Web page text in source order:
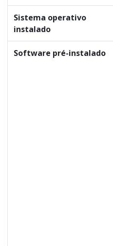
Sistema operativo
instalado
Software pré-instalado